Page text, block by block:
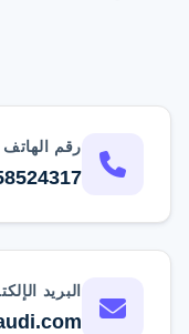
رقم الهاتف
البريد